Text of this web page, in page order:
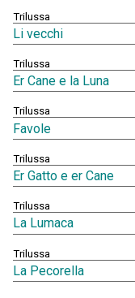
Trilussa
Li vecchi
Trilussa
Er Cane e la Luna
Trilussa
Favole
Trilussa
Er Gatto e er Cane
Trilussa
La Lumaca
Trilussa
La Pecorella